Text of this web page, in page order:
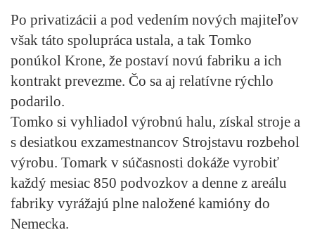
Po privatizácii a pod vedením nových majiteľov
však táto spolupráca ustala, a tak Tomko
ponúkol Krone, že postaví novú fabriku a ich
kontrakt prevezme. Čo sa aj relatívne rýchlo
podarilo.
Tomko si vyhliadol výrobnú halu, získal stroje a
s desiatkou exzamestnancov Strojstavu rozbehol
výrobu. Tomark v súčasnosti dokáže vyrobiť
každý mesiac 850 podvozkov a denne z areálu
fabriky vyrážajú plne naložené kamióny do
Nemecka.